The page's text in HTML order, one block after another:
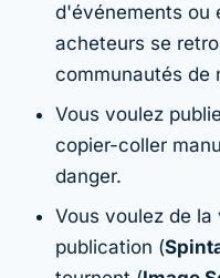
d'événements ou
acheteurs se
communautés de
Vous voulez
copier-coller
danger.
Vous voulez de
publication (